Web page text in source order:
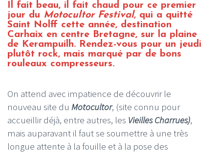
Il fait beau, il fait chaud pour ce premier
jour du Motocultor Festival, qui a quitté
Saint Nolff cette année, destination
Carhaix en centre Bretagne, sur la plaine
de Kerampuilh. Rendez-vous pour un jeudi
plutôt rock, mais marqué par de bons
rouleaux compresseurs.
On attend avec impatience de découvrir le
nouveau site du Motocultor, (site connu pour
accueillir déjà, entre autres, les Vieilles Charrues),
mais auparavant il faut se soumettre à une très
longue attente à la fouille et à la pose des